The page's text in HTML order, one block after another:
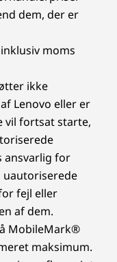
dem, der er
moms
ikke
Lenovo eller er
vil fortsat starte,
ansvarlig for
uautoriserede
fejl eller
af dem.
MobileMark®
maksimum.